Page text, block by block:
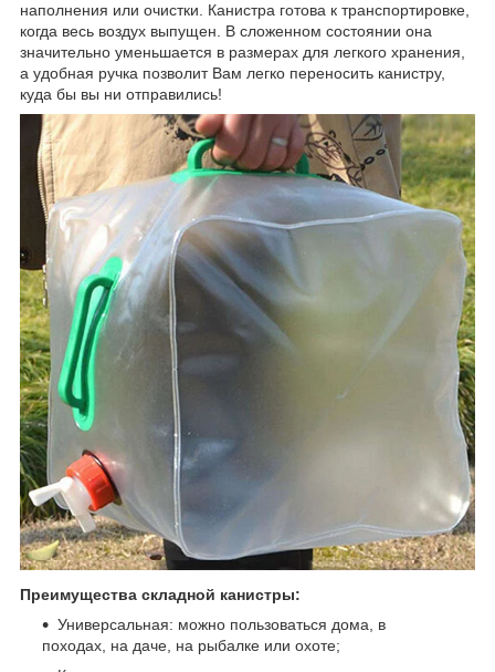
наполнения или очистки. Канистра готова к транспортировке,
когда весь воздух выпущен. В сложенном состоянии она
значительно уменьшается в размерах для легкого хранения,
а удобная ручка позволит Вам легко переносить канистру,
куда бы вы ни отправились!
Преимущества складной канистры:
Универсальная: можно пользоваться дома, в
походах, на даче, на рыбалке или охоте;